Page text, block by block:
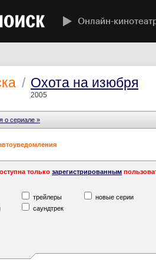
Онлайн-
/ Охота на изюбря
2005
o сериале »
только зарегистрированным
трейлеры
новые серии
саундтрек